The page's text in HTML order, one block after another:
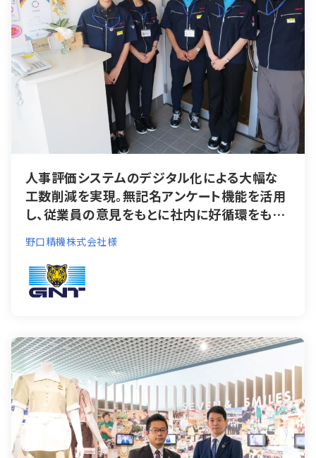
人事評価システムのデジタル化による大幅な
工数削減を実現。無記名アンケート機能を活用
し、従業員の意見をもとに社内に好循環をもた
な工数削減
野口精機株式会社様